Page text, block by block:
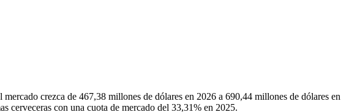
crezca de 467,38 millones de dólares en 2026 a 690,44 millones de dólares en
cerveceras con una cuota de mercado del 33,31% en 2025.